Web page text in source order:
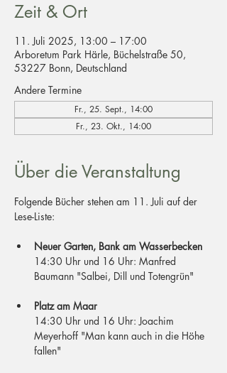
Zeit & Ort
11. Juli 2025, 13:00 – 17:00
Arboretum Park Härle, Büchelstraße 50,
53227 Bonn, Deutschland
Andere Termine
Fr., 25. Sept., 14:00
Fr., 23. Okt., 14:00
Über die Veranstaltung
Folgende Bücher stehen am 11. Juli auf der
Lese-Liste:
Neuer Garten, Bank am Wasserbecken
14:30 Uhr und 16 Uhr: Manfred
Baumann "Salbei, Dill und Totengrün"
Platz am Maar
14:30 Uhr und 16 Uhr: Joachim
Meyerhoff "Man kann auch in die Höhe
fallen"